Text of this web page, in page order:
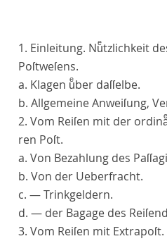
1. Einleitung. Nuͤtzlichkeit
Poſtweſens.
a. Klagen uͤber daſſelbe.
b. Allgemeine Anweiſung,
2. Vom Reiſen mit der
ren Poſt.
a. Von Bezahlung des
b. Von der Ueberfracht.
c. — Trinkgeldern.
d. — der Bagage des
3. Vom Reiſen mit Extrapoſt.